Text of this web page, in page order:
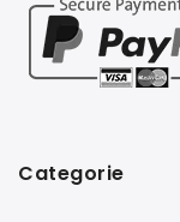
Categorie